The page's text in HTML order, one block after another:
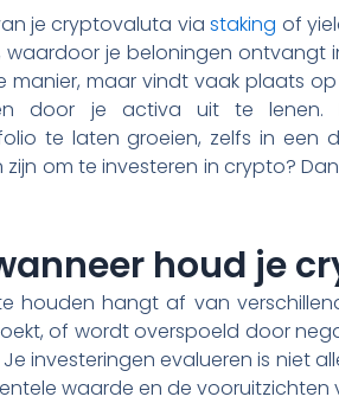
je cryptovaluta viastaking of
je beloningen ontvangt
manier, maar vindt vaak plaats
door je activa uit te lenen.
te laten groeien, zelfs in een
om te investeren in crypto?
houd je
houden hangt af van
of wordt overspoeld door
investeringen evalueren is niet
waarde en de vooruitzichten